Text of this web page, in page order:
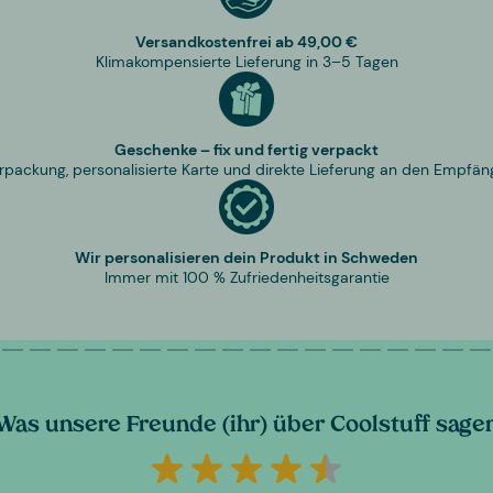
Versandkostenfrei ab 49,00 €
Klimakompensierte Lieferung in 3–5 Tagen
Geschenke – fix und fertig verpackt
personalisierte Karte und direkte Lieferung an den
Wir personalisieren dein Produkt in Schweden
Immer mit 100 % Zufriedenheitsgarantie
unsere Freunde (ihr) über Coolstuff